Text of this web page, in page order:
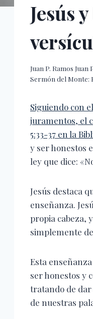
Jesús
Juan P. Ramos Juan
Sermón del Monte:
Siguiendo con
juramentos, el
5:33-37 en la
y ser honestos
ley que dice:
Jesús destaca
enseñanza.
propia cabeza,
simplemente
Esta
ser honestos y
tratando de dar
de nuestras